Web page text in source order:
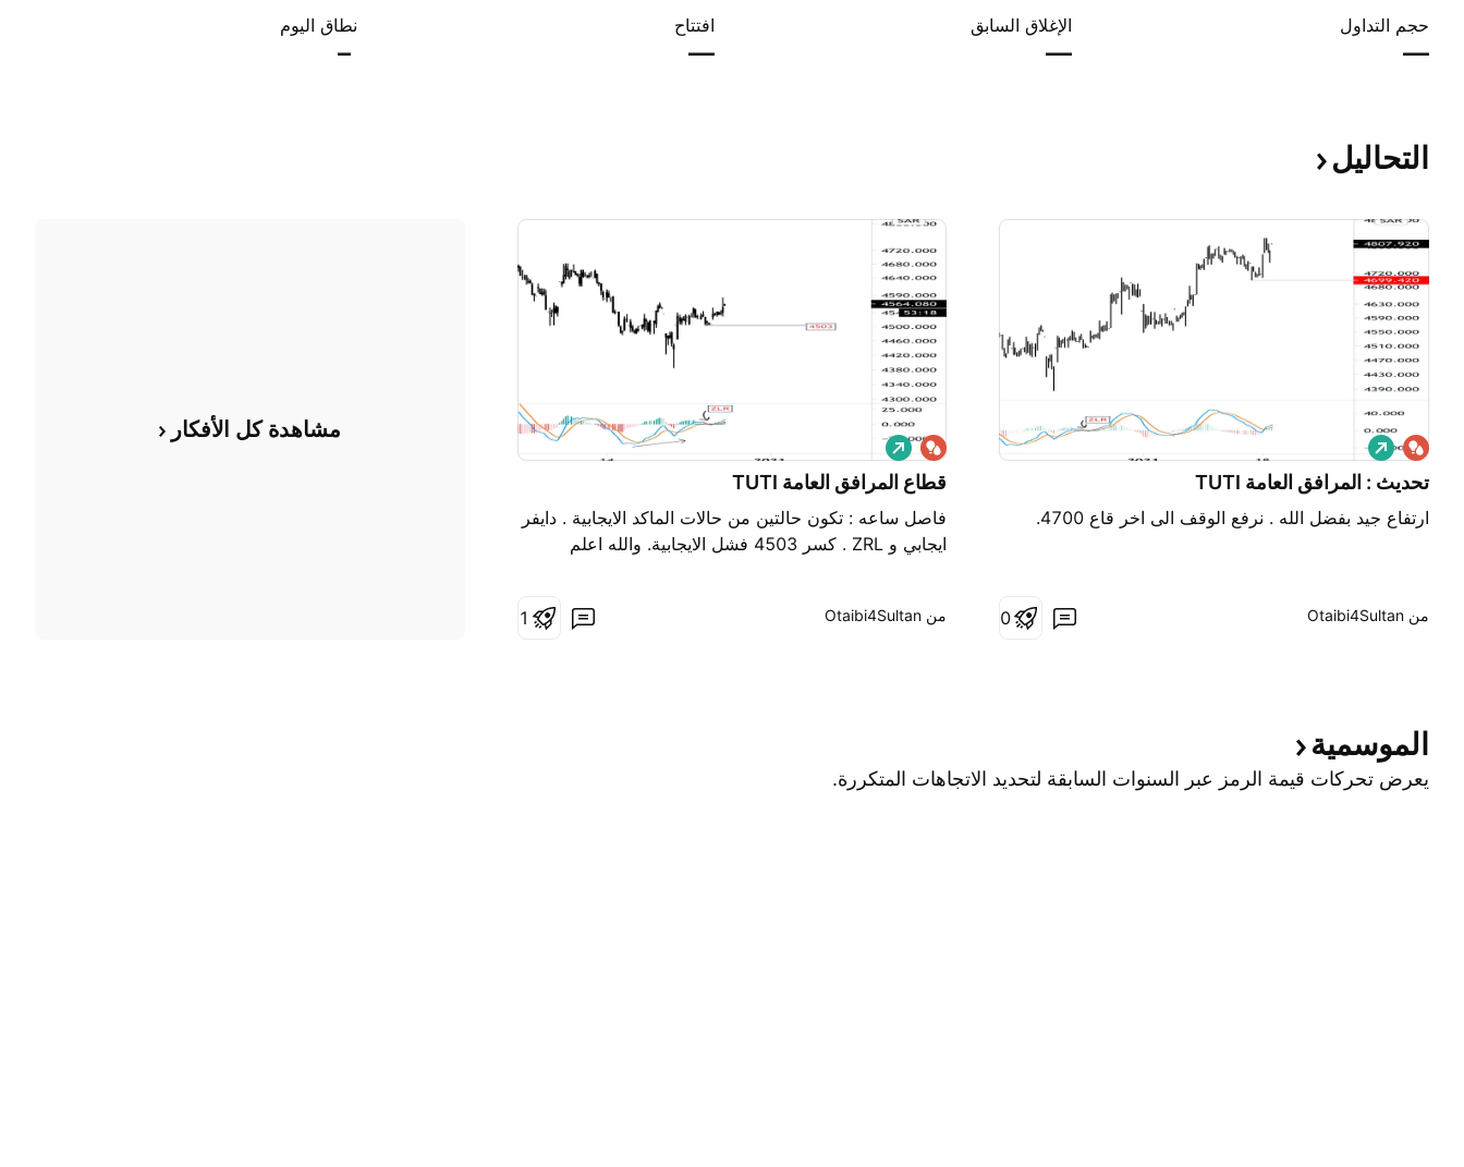
حجم التداول
—
الإغلاق السابق
—
افتتاح
—
نطاق اليوم
–
التحاليل
تحديث : المرافق العامة TUTI
ارتفاع جيد بفضل الله . نرفع الوقف الى اخر قاع 4700.
ش
ر
ا
من ‎Otaibi4Sultan‎ 0
قطاع المرافق العامة TUTI
فاصل ساعه : تكون حالتين من حالات الماكد الايجابية . دايفر
ايجابي و ZRL . كسر 4503 فشل الايجابية. والله اعلم
ش
ر
ا
ء
من ‎Otaibi4Sultan‎ 1
مشاهدة كل الأفكار
الموسمية
يعرض تحركات قيمة الرمز عبر السنوات السابقة لتحديد الاتجاهات المتكررة.